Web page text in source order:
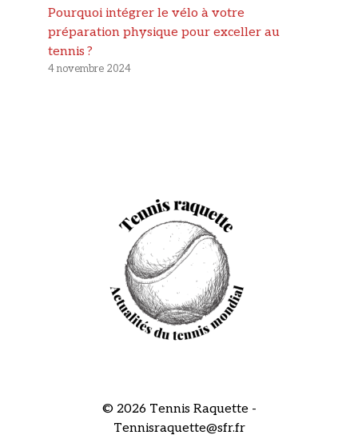
Pourquoi intégrer le vélo à votre
préparation physique pour exceller au
tennis ?
4 novembre 2024
© 2026 Tennis Raquette -
Tennisraquette@sfr.fr